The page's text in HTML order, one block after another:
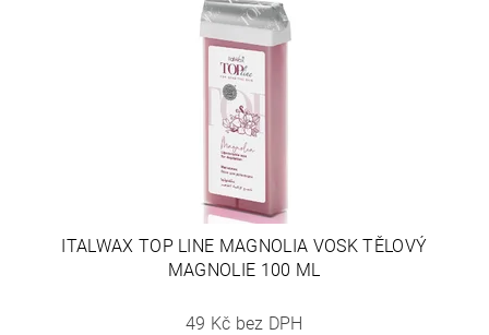
ITALWAX TOP LINE MAGNOLIA VOSK TĚLOVÝ
MAGNOLIE 100 ML
49 Kč bez DPH